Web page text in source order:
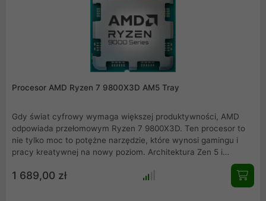
platformy AM4 z procesorem AMD Ryzen 5 5600 jest
naprawdę bardzo opłacalny nawet dla osób z ograniczonym
budżetem na zakup nowego systemu komputerowego.
Procesor AMD Ryzen 7 9800X3D AM5 Tray
Gdy świat cyfrowy wymaga większej produktywności, AMD
odpowiada przełomowym Ryzen 7 9800X3D. Ten procesor to
nie tylko moc to potężne narzędzie, które wynosi gamingu i
pracy kreatywnej na nowy poziom. Architektura Zen 5 i
wymagające zadania w płynną przyjemność. Szybkość, jaką
1 689,00 zł